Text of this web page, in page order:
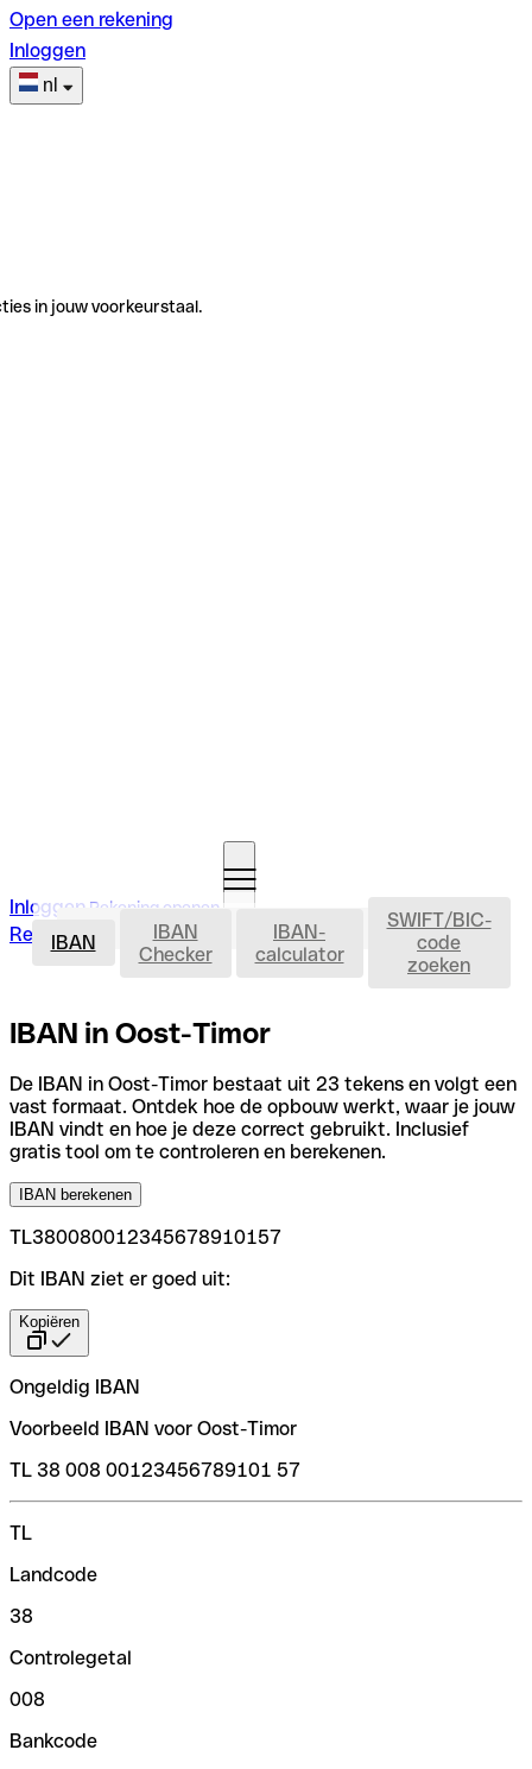
Open een rekening
Inloggen
nl
in jouw voorkeurstaal.
Inloggen Rekening openen
Rekening openen IBAN
IBAN
IBAN
Checker
IBAN-
calculator
SWIFT/BIC-
code
zoeken
IBAN in Oost-Timor
De IBAN in Oost-Timor bestaat uit 23 tekens en volgt een
vast formaat. Ontdek hoe de opbouw werkt, waar je jouw
IBAN vindt en hoe je deze correct gebruikt. Inclusief
gratis tool om te controleren en berekenen.
IBAN berekenen
TL380080012345678910157
Dit IBAN ziet er goed uit:
Kopiëren
Ongeldig IBAN
Voorbeeld IBAN voor Oost-Timor
TL 38 008 00123456789101 57
TL
Landcode
38
Controlegetal
008
Bankcode